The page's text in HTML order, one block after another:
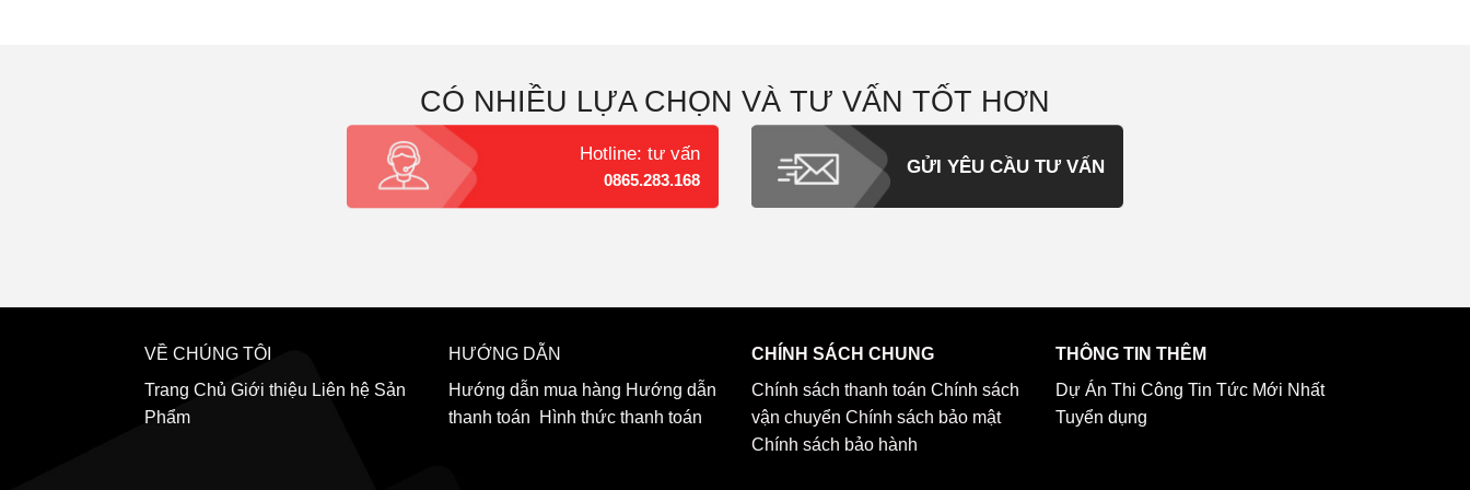
CÓ NHIỀU LỰA CHỌN VÀ TƯ VẤN TỐT HƠN
Hotline: tư vấn
0865.283.168
GỬI YÊU CẦU TƯ VẤN
VỀ CHÚNG TÔI
Trang Chủ Giới thiệu Liên hệ Sản
Phẩm
HƯỚNG DẪN
Hướng dẫn mua hàng Hướng dẫn
thanh toán
Hình thức thanh toán
CHÍNH SÁCH CHUNG
Chính sách thanh toán Chính sách
vận chuyển Chính sách bảo mật
Chính sách bảo hành
THÔNG TIN THÊM
Dự Án Thi Công Tin Tức Mới Nhất
Tuyển dụng